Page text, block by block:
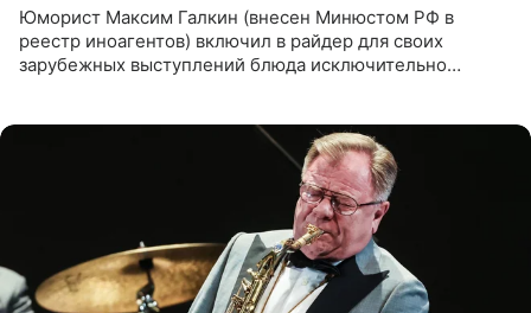
Юморист Максим Галкин (внесен Минюстом РФ в
реестр иноагентов) включил в райдер для своих
зарубежных выступлений блюда исключительно